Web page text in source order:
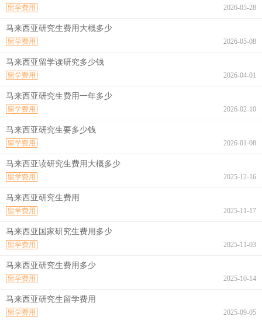
2026-05-28
留学费用
马来西亚研究生费用大概多少
2026-05-08
留学费用
马来西亚留学读研究多少钱
2026-04-01
留学费用
马来西亚研究生费用一年多少
2026-02-10
留学费用
马来西亚研究生要多少钱
2026-01-08
留学费用
马来西亚读研究生费用大概多少
2025-12-16
留学费用
马来西亚研究生费用
2025-11-17
留学费用
马来西亚国家研究生费用多少
2025-11-03
留学费用
马来西亚研究生费用多少
2025-10-14
留学费用
马来西亚研究生留学费用
2025-09-05
留学费用